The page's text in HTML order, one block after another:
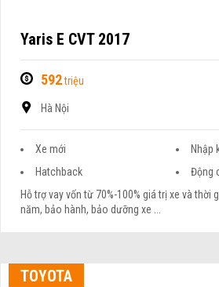
Yaris E CVT 2017
592triệu
Hà Nội
Xe mới
Nhập
Hatchback
Động
Hỗ trợ vay vốn từ 70%-100% giá trị xe và thời
năm, bảo hành, bảo dưỡng xe ...
TOYOTA